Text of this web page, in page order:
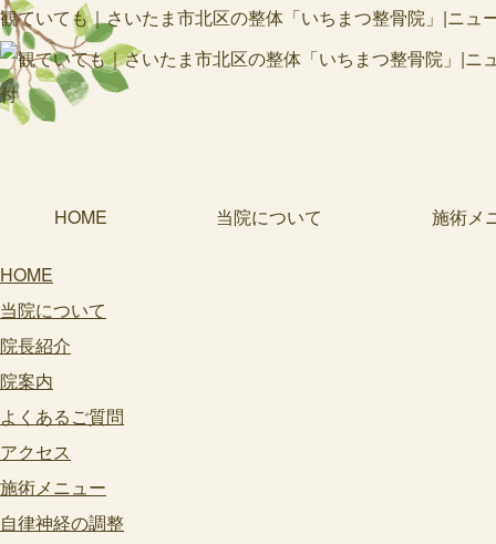
観ていても｜さいたま市北区の整体「いちまつ整骨院」|ニ
HOME 当院について 施術メ
HOME
当院について
院長紹介
院案内
よくあるご質問
アクセス
施術メニュー
自律神経の調整